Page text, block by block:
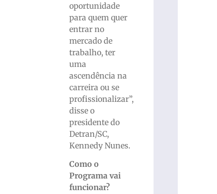
oportunidade
para quem quer
entrar no
mercado de
trabalho, ter
uma
ascendência na
carreira ou se
profissionalizar”,
disse o
presidente do
Detran/SC,
Kennedy Nunes.
Como o
Programa vai
funcionar?